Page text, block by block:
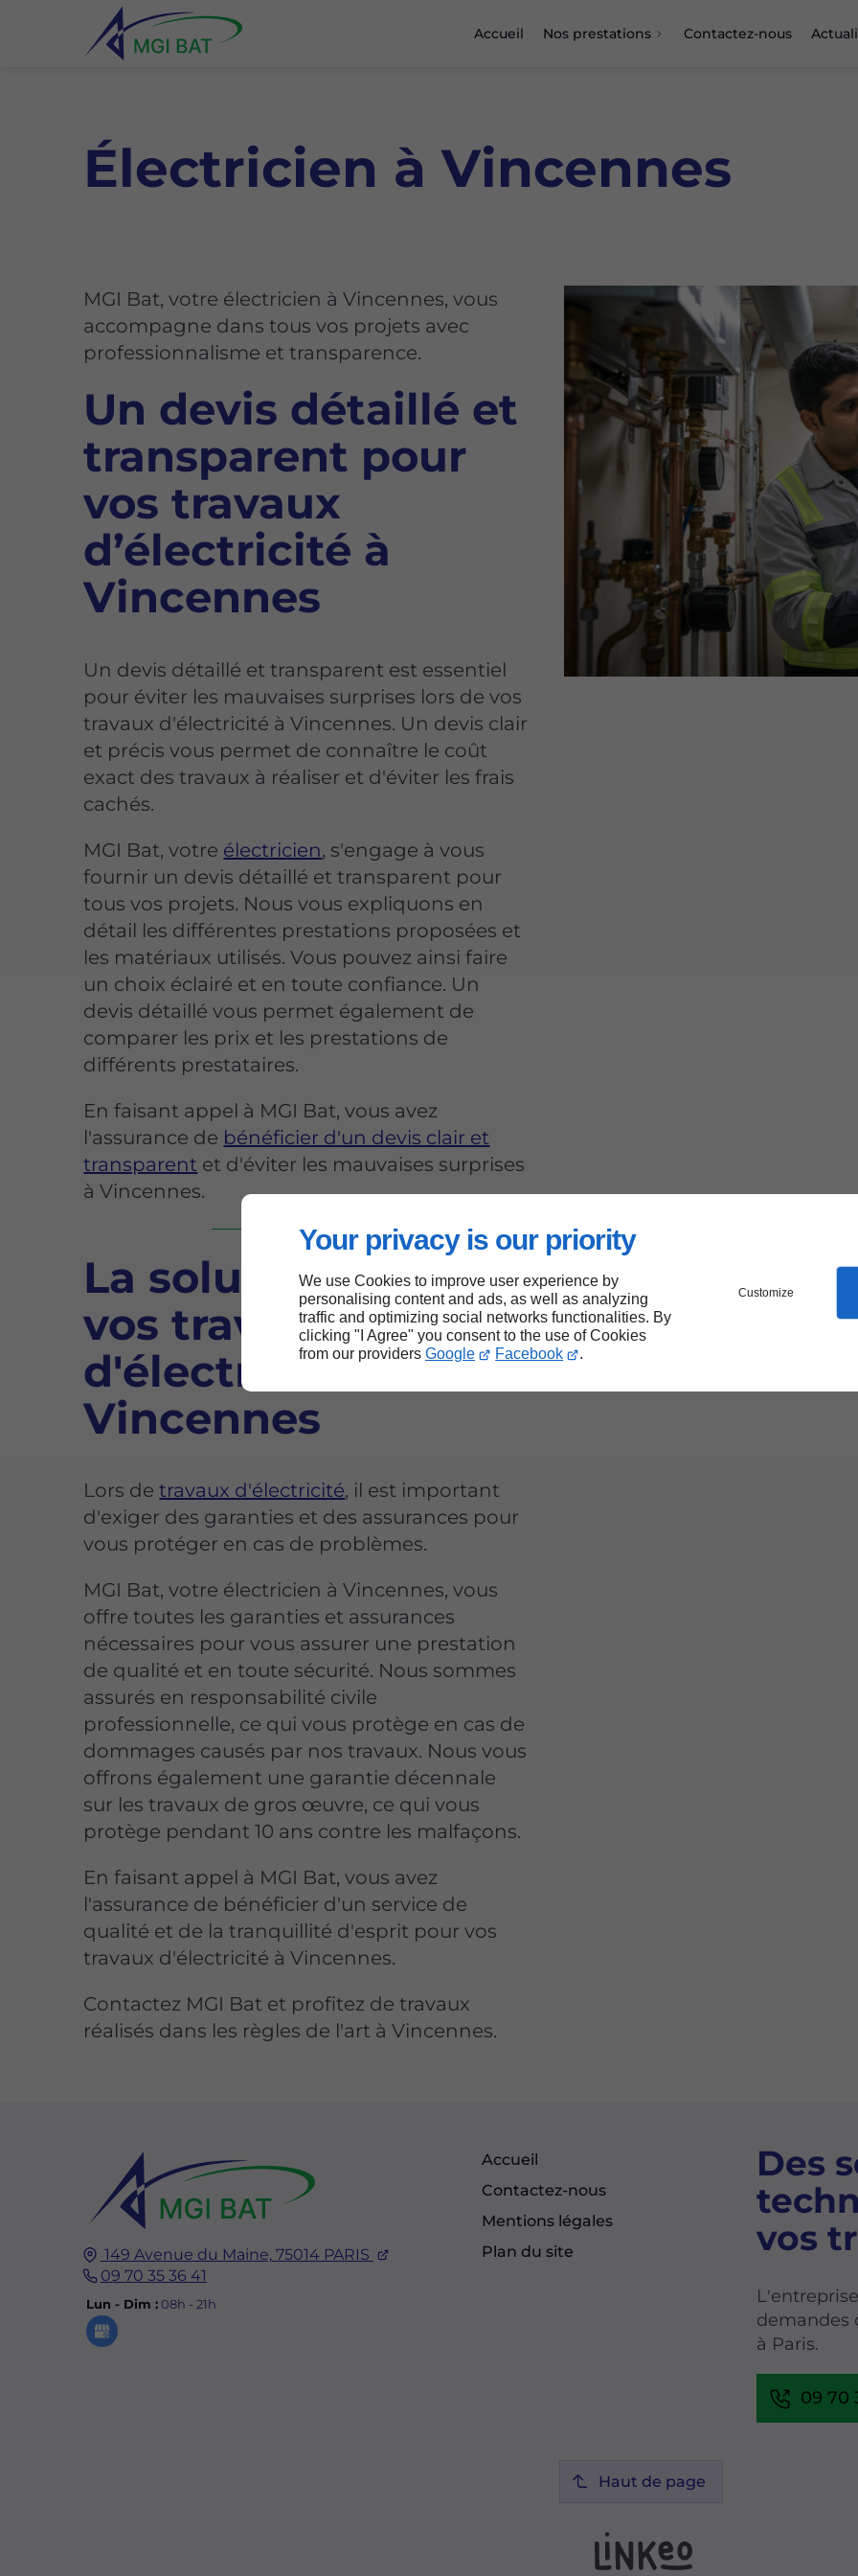
Your privacy is our priority
We use Cookies to improve user experience by
personalising content and ads, as well as analyzing
traffic and optimizing social networks functionalities. By
clicking "I Agree" you consent to the use of Cookies
from our providers Google Facebook .
Customize
Accueil Nos prestations Contactez-nous
Électricien à Vincennes
MGI Bat, votre électricien à Vincennes, vous
accompagne dans tous vos projets avec
professionnalisme et transparence.
Un devis détaillé et
transparent pour
vos travaux
d’électricité à
Vincennes
Un devis détaillé et transparent est essentiel
pour éviter les mauvaises surprises lors de vos
travaux d'électricité à Vincennes. Un devis clair
et précis vous permet de connaître le coût
exact des travaux à réaliser et d'éviter les frais
cachés.
MGI Bat, votre électricien, s'engage à vous
fournir un devis détaillé et transparent pour
tous vos projets. Nous vous expliquons en
détail les différentes prestations proposées et
les matériaux utilisés. Vous pouvez ainsi faire
un choix éclairé et en toute confiance. Un
devis détaillé vous permet également de
comparer les prix et les prestations de
différents prestataires.
En faisant appel à MGI Bat, vous avez
l'assurance de bénéficier d'un devis clair et
transparent et d'éviter les mauvaises surprises
à Vincennes.
La solution pour
vos travaux
d'électricité à
Vincennes
Lors detravaux d'électricité, il est important
d'exiger des garanties et des assurances pour
vous protéger en cas de problèmes.
MGI Bat, votre électricien à Vincennes, vous
offre toutes les garanties et assurances
nécessaires pour vous assurer une prestation
de qualité et en toute sécurité. Nous sommes
assurés en responsabilité civile
professionnelle, ce qui vous protège en cas de
dommages causés par nos travaux. Nous vous
offrons également une garantie décennale
sur les travaux de gros œuvre, ce qui vous
protège pendant 10 ans contre les malfaçons.
En faisant appel à MGI Bat, vous avez
l'assurance de bénéficier d'un service de
qualité et de la tranquillité d'esprit pour vos
travaux d'électricité à Vincennes.
Contactez MGI Bat et profitez de travaux
réalisés dans les règles de l'art à Vincennes.
149 Avenue du Maine, 75014 PARIS
09 70 35 36 41
Lun - Dim :08h - 21h
Accueil
Contactez-nous
Mentions légales
Plan du site
Des
vos
demandes
à Paris.
09 70
Haut de page